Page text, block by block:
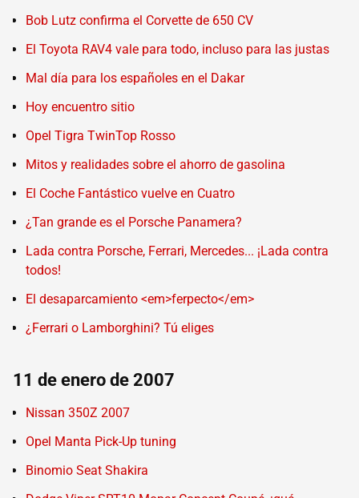
Bob Lutz confirma el Corvette de 650 CV
El Toyota RAV4 vale para todo, incluso para las justas
Mal día para los españoles en el Dakar
Hoy encuentro sitio
Opel Tigra TwinTop Rosso
Mitos y realidades sobre el ahorro de gasolina
El Coche Fantástico vuelve en Cuatro
¿Tan grande es el Porsche Panamera?
Lada contra Porsche, Ferrari, Mercedes... ¡Lada contra
todos!
El desaparcamiento <em>ferpecto</em>
¿Ferrari o Lamborghini? Tú eliges
11 de enero de 2007
Nissan 350Z 2007
Opel Manta Pick-Up tuning
Binomio Seat Shakira